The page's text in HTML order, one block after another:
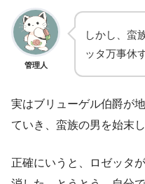
管理人
しかし、蛮
ッタ万事休
実はブリューゲル伯爵が
ていき、蛮族の男を始末し
正確にいうと、ロゼッタ